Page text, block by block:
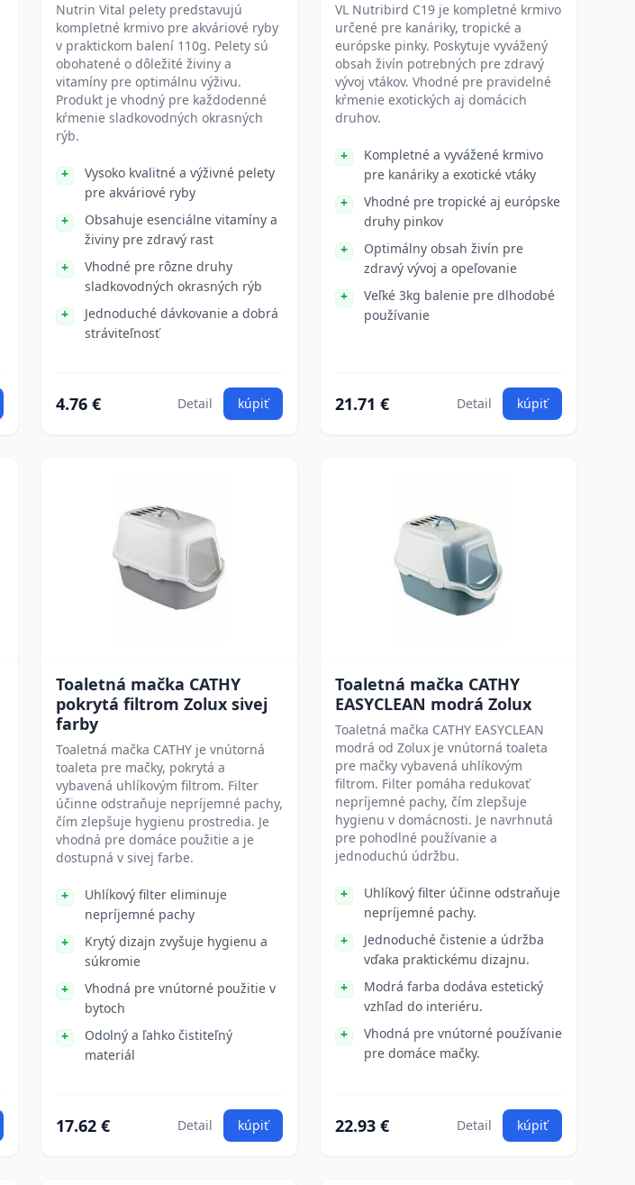
Nutrin Vital pelety predstavujú
kompletné krmivo pre akváriové ryby
v praktickom balení 110g. Pelety sú
obohatené o dôležité živiny a
vitamíny pre optimálnu výživu.
Produkt je vhodný pre každodenné
kŕmenie sladkovodných okrasných
rýb.
Vysoko kvalitné a výživné pelety
pre akváriové ryby
Obsahuje esenciálne vitamíny a
živiny pre zdravý rast
Vhodné pre rôzne druhy
sladkovodných okrasných rýb
Jednoduché dávkovanie a dobrá
stráviteľnosť
4.76 € Detail kúpiť
VL Nutribird C19 je kompletné krmivo
určené pre kanáriky, tropické a
európske pinky. Poskytuje vyvážený
obsah živín potrebných pre zdravý
vývoj vtákov. Vhodné pre pravidelné
kŕmenie exotických aj domácich
druhov.
Kompletné a vyvážené krmivo
pre kanáriky a exotické vtáky
Vhodné pre tropické aj európske
druhy pinkov
Optimálny obsah živín pre
zdravý vývoj a opeľovanie
Veľké 3kg balenie pre dlhodobé
používanie
21.71 € Detail kúpiť
Toaletná mačka CATHY
pokrytá filtrom Zolux sivej
farby
Toaletná mačka CATHY je vnútorná
toaleta pre mačky, pokrytá a
vybavená uhlíkovým filtrom. Filter
účinne odstraňuje nepríjemné pachy,
čím zlepšuje hygienu prostredia. Je
vhodná pre domáce použitie a je
dostupná v sivej farbe.
Uhlíkový filter eliminuje
nepríjemné pachy
Krytý dizajn zvyšuje hygienu a
súkromie
Vhodná pre vnútorné použitie v
bytoch
Odolný a ľahko čistiteľný
materiál
17.62 € Detail kúpiť
Toaletná mačka CATHY
EASYCLEAN modrá Zolux
Toaletná mačka CATHY EASYCLEAN
modrá od Zolux je vnútorná toaleta
pre mačky vybavená uhlíkovým
filtrom. Filter pomáha redukovať
nepríjemné pachy, čím zlepšuje
hygienu v domácnosti. Je navrhnutá
pre pohodlné používanie a
jednoduchú údržbu.
Uhlíkový filter účinne odstraňuje
nepríjemné pachy.
Jednoduché čistenie a údržba
vďaka praktickému dizajnu.
Modrá farba dodáva estetický
vzhľad do interiéru.
Vhodná pre vnútorné používanie
pre domáce mačky.
22.93 € Detail kúpiť